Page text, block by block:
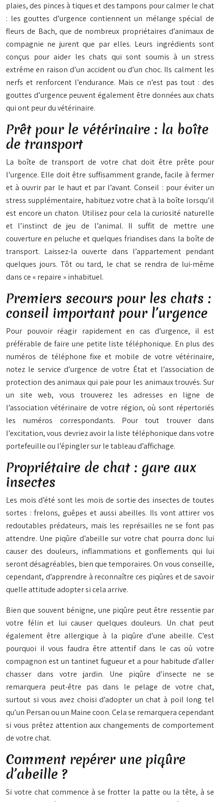
plaies, des pinces à tiques et des tampons pour calmer le chat
: les gouttes d’urgence contiennent un mélange spécial de
fleurs de Bach, que de nombreux propriétaires d’animaux de
compagnie ne jurent que par elles. Leurs ingrédients sont
conçus pour aider les chats qui sont soumis à un stress
extrême en raison d’un accident ou d’un choc. Ils calment les
nerfs et renforcent l’endurance. Mais ce n’est pas tout : des
gouttes d’urgence peuvent également être données aux chats
qui ont peur du vétérinaire.
Prêt pour le vétérinaire : la boîte
de transport
La boîte de transport de votre chat doit être prête pour
l’urgence. Elle doit être suffisamment grande, facile à fermer
et à ouvrir par le haut et par l’avant. Conseil : pour éviter un
stress supplémentaire, habituez votre chat à la boîte lorsqu’il
est encore un chaton. Utilisez pour cela la curiosité naturelle
et l’instinct de jeu de l’animal. Il suffit de mettre une
couverture en peluche et quelques friandises dans la boîte de
transport. Laissez-la ouverte dans l’appartement pendant
quelques jours. Tôt ou tard, le chat se rendra de lui-même
dans ce « repaire » inhabituel.
Premiers secours pour les chats :
conseil important pour l’urgence
Pour pouvoir réagir rapidement en cas d’urgence, il est
préférable de faire une petite liste téléphonique. En plus des
numéros de téléphone fixe et mobile de votre vétérinaire,
notez le service d’urgence de votre État et l’association de
protection des animaux qui paie pour les animaux trouvés. Sur
un site web, vous trouverez les adresses en ligne de
l’association vétérinaire de votre région, où sont répertoriés
les numéros correspondants. Pour tout trouver dans
l’excitation, vous devriez avoir la liste téléphonique dans votre
portefeuille ou l’épingler sur le tableau d’affichage.
Propriétaire de chat : gare aux
insectes
Les mois d’été sont les mois de sortie des insectes de toutes
sortes : frelons, guêpes et aussi abeilles. Ils vont attirer vos
redoutables prédateurs, mais les représailles ne se font pas
attendre. Une piqûre d’abeille sur votre chat pourra donc lui
causer des douleurs, inflammations et gonflements qui lui
seront désagréables, bien que temporaires. On vous conseille,
cependant, d’apprendre à reconnaître ces piqûres et de savoir
quelle attitude adopter si cela arrive.
Bien que souvent bénigne, une piqûre peut être ressentie par
votre félin et lui causer quelques douleurs. Un chat peut
également être allergique à la piqûre d’une abeille. C’est
pourquoi il vous faudra être attentif dans le cas où votre
compagnon est un tantinet fugueur et a pour habitude d’aller
chasser dans votre jardin. Une piqûre d’insecte ne se
remarquera peut-être pas dans le pelage de votre chat,
surtout si vous avez choisi d’adopter un chat à poil long tel
qu’un Persan ou un Maine coon. Cela se remarquera cependant
si vous prêtez attention aux changements de comportement
de votre chat.
Comment repérer une piqûre
d’abeille ?
Si votre chat commence à se frotter la patte ou la tête, à se